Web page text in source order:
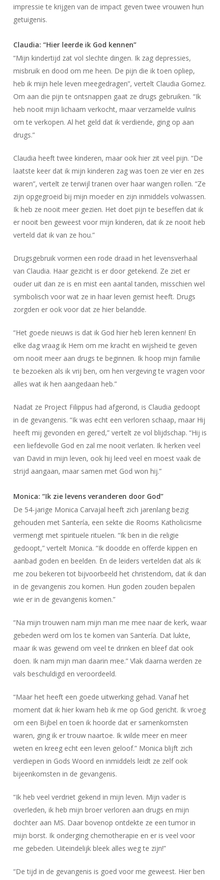
impressie te krijgen van de impact geven twee vrouwen hun
getuigenis.
Claudia: “Hier leerde ik God kennen”
“Mijn kindertijd zat vol slechte dingen. Ik zag depressies,
misbruik en dood om me heen. De pijn die ik toen opliep,
heb ik mijn hele leven meegedragen”, vertelt Claudia Gomez.
Om aan die pijn te ontsnappen gaat ze drugs gebruiken. “Ik
heb nooit mijn lichaam verkocht, maar verzamelde vuilnis
om te verkopen. Al het geld dat ik verdiende, ging op aan
drugs.”
Claudia heeft twee kinderen, maar ook hier zit veel pijn. “De
laatste keer dat ik mijn kinderen zag was toen ze vier en zes
waren”, vertelt ze terwijl tranen over haar wangen rollen. “Ze
zijn opgegroeid bij mijn moeder en zijn inmiddels volwassen.
Ik heb ze nooit meer gezien. Het doet pijn te beseffen dat ik
er nooit ben geweest voor mijn kinderen, dat ik ze nooit heb
verteld dat ik van ze hou.”
Drugsgebruik vormen een rode draad in het levensverhaal
van Claudia. Haar gezicht is er door getekend. Ze ziet er
ouder uit dan ze is en mist een aantal tanden, misschien wel
symbolisch voor wat ze in haar leven gemist heeft. Drugs
zorgden er ook voor dat ze hier belandde.
“Het goede nieuws is dat ik God hier heb leren kennen! En
elke dag vraag ik Hem om me kracht en wijsheid te geven
om nooit meer aan drugs te beginnen. Ik hoop mijn familie
te bezoeken als ik vrij ben, om hen vergeving te vragen voor
alles wat ik hen aangedaan heb.”
Nadat ze Project Filippus had afgerond, is Claudia gedoopt
in de gevangenis. “Ik was echt een verloren schaap, maar Hij
heeft mij gevonden en gered,” vertelt ze vol blijdschap. “Hij is
een liefdevolle God en zal me nooit verlaten. Ik herken veel
van David in mijn leven, ook hij leed veel en moest vaak de
strijd aangaan, maar samen met God won hij.”
Monica: “Ik zie levens veranderen door God”
De 54-jarige Monica Carvajal heeft zich jarenlang bezig
gehouden met Santería, een sekte die Rooms Katholicisme
vermengt met spirituele rituelen. “Ik ben in die religie
gedoopt,” vertelt Monica. “Ik doodde en offerde kippen en
aanbad goden en beelden. En de leiders vertelden dat als ik
me zou bekeren tot bijvoorbeeld het christendom, dat ik dan
in de gevangenis zou komen. Hun goden zouden bepalen
wie er in de gevangenis komen.”
“Na mijn trouwen nam mijn man me mee naar de kerk, waar
gebeden werd om los te komen van Santería. Dat lukte,
maar ik was gewend om veel te drinken en bleef dat ook
doen. Ik nam mijn man daarin mee.” Vlak daarna werden ze
vals beschuldigd en veroordeeld.
“Maar het heeft een goede uitwerking gehad. Vanaf het
moment dat ik hier kwam heb ik me op God gericht. Ik vroeg
om een Bijbel en toen ik hoorde dat er samenkomsten
waren, ging ik er trouw naartoe. Ik wilde meer en meer
weten en kreeg echt een leven geloof.” Monica blijft zich
verdiepen in Gods Woord en inmiddels leidt ze zelf ook
bijeenkomsten in de gevangenis.
“Ik heb veel verdriet gekend in mijn leven. Mijn vader is
overleden, ik heb mijn broer verloren aan drugs en mijn
dochter aan MS. Daar bovenop ontdekte ze een tumor in
mijn borst. Ik onderging chemotherapie en er is veel voor
me gebeden. Uiteindelijk bleek alles weg te zijn!”
“De tijd in de gevangenis is goed voor me geweest. Hier ben